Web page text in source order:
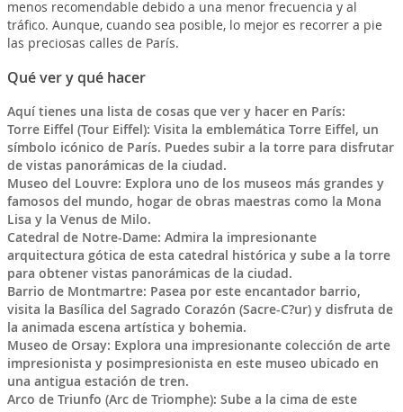
menos recomendable debido a una menor frecuencia y al
tráfico. Aunque, cuando sea posible, lo mejor es recorrer a pie
las preciosas calles de París.
Qué ver y qué hacer
Aquí tienes una lista de cosas que ver y hacer en París:
Torre Eiffel (Tour Eiffel): Visita la emblemática Torre Eiffel, un
símbolo icónico de París. Puedes subir a la torre para disfrutar
de vistas panorámicas de la ciudad.
Museo del Louvre: Explora uno de los museos más grandes y
famosos del mundo, hogar de obras maestras como la Mona
Lisa y la Venus de Milo.
Catedral de Notre-Dame: Admira la impresionante
arquitectura gótica de esta catedral histórica y sube a la torre
para obtener vistas panorámicas de la ciudad.
Barrio de Montmartre: Pasea por este encantador barrio,
visita la Basílica del Sagrado Corazón (Sacre-C?ur) y disfruta de
la animada escena artística y bohemia.
Museo de Orsay: Explora una impresionante colección de arte
impresionista y posimpresionista en este museo ubicado en
una antigua estación de tren.
Arco de Triunfo (Arc de Triomphe): Sube a la cima de este